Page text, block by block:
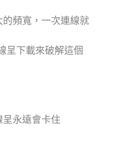
頻寬，一次連線就
呈下載來破解這個
呈永遠會卡住